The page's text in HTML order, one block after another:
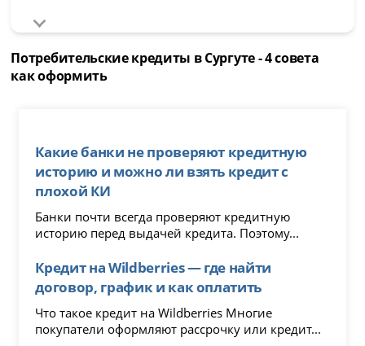
Потребительские кредиты в Сургуте - 4 совета
как оформить
Какие банки не проверяют кредитную
историю и можно ли взять кредит с
плохой КИ
Банки почти всегда проверяют кредитную
историю перед выдачей кредита. Поэтому...
Кредит на Wildberries — где найти
договор, график и как оплатить
Что такое кредит на Wildberries Многие
покупатели оформляют рассрочку или кредит...